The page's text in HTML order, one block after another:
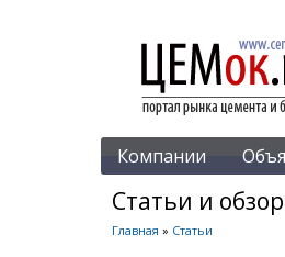
Компании
Статьи и
Главная » Статьи